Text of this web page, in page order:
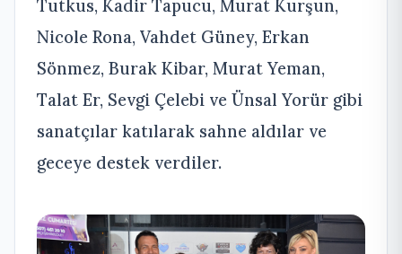
Tutkus, Kadir Tapucu, Murat Kurşun,
Nicole Rona, Vahdet Güney, Erkan
Sönmez, Burak Kibar, Murat Yeman,
Talat Er, Sevgi Çelebi ve Ünsal Yorür gibi
sanatçılar katılarak sahne aldılar ve
geceye destek verdiler.